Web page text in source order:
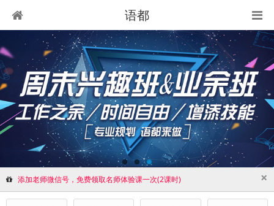
语都
×
添加老师微信号，免费领取名师体验课一次(2课时)